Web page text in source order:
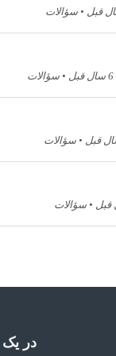
• سؤالات
• سؤالات
• سؤالات
• سؤالات
در یک